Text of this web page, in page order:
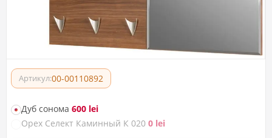
Артикул:00-00110892
Дуб сонома 600 lei
Орех Селект Каминный К 020 0 lei